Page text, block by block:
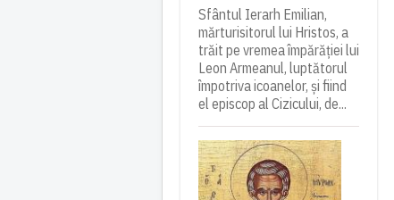
Sfântul Ierarh Emilian,
mărturisitorul lui Hristos, a
trăit pe vremea împărăției lui
Leon Armeanul, luptătorul
împotriva icoanelor, și fiind
el episcop al Cizicului, de...